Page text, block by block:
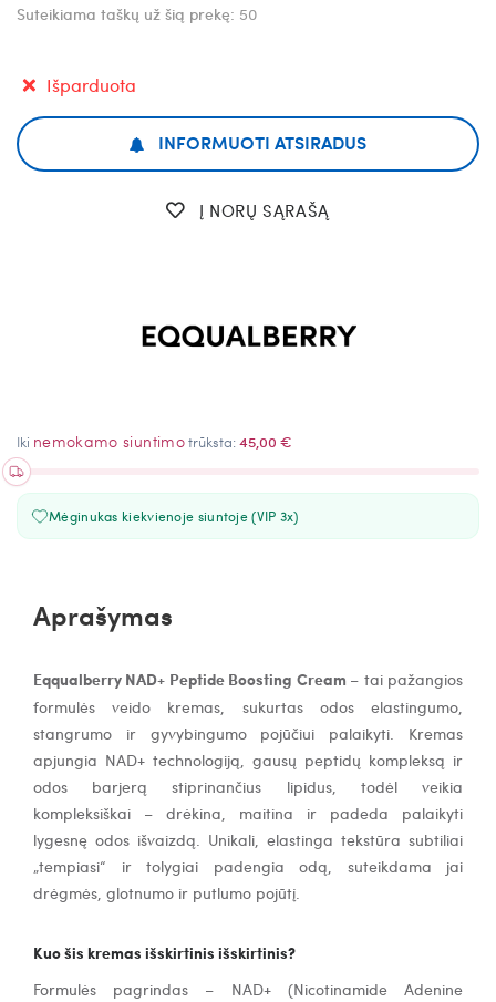
Suteikiama taškų už šią prekę: 50
Išparduota
INFORMUOTI ATSIRADUS
Į NORŲ SĄRAŠĄ
Iki nemokamo siuntimotrūksta:45,00 €
Mėginukas kiekvienoje siuntoje (VIP 3x)
Aprašymas
Eqqualberry NAD+ Peptide Boosting Cream – tai pažangios
formulės veido kremas, sukurtas odos elastingumo,
stangrumo ir gyvybingumo pojūčiui palaikyti. Kremas
apjungia NAD+ technologiją, gausų peptidų kompleksą ir
odos barjerą stiprinančius lipidus, todėl veikia
kompleksiškai – drėkina, maitina ir padeda palaikyti
lygesnę odos išvaizdą. Unikali, elastinga tekstūra subtiliai
„tempiasi“ ir tolygiai padengia odą, suteikdama jai
drėgmės, glotnumo ir putlumo pojūtį.
Kuo šis kremas išskirtinis išskirtinis?
Formulės pagrindas – NAD+ (Nicotinamide Adenine